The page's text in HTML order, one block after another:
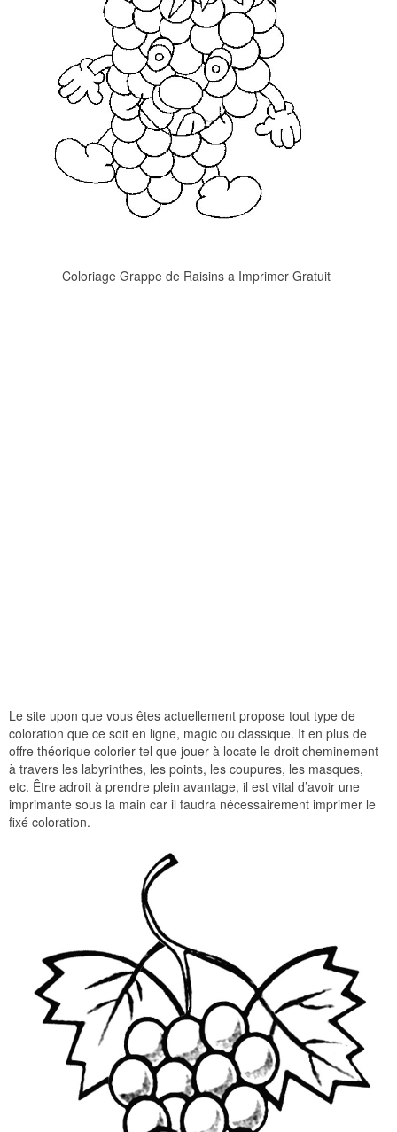
Coloriage Grappe de Raisins a Imprimer Gratuit
Le site upon que vous êtes actuellement propose tout type de
coloration que ce soit en ligne, magic ou classique. It en plus de
offre théorique colorier tel que jouer à locate le droit cheminement
à travers les labyrinthes, les points, les coupures, les masques,
etc. Être adroit à prendre plein avantage, il est vital d’avoir une
imprimante sous la main car il faudra nécessairement imprimer le
fixé coloration.